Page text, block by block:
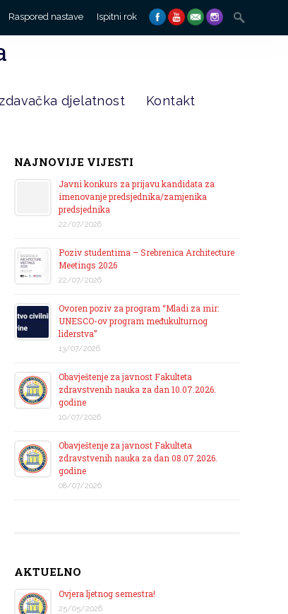
Raspored nastave Ispitni rok
Search
for:
djelatnost Kontakt
NAJNOVIJE VIJESTI
Javni konkurs za prijavu kandidata za
imenovanje predsjednika/zamjenika
predsjednika
22/07/2026
Poziv studentima – Srebrenica Architecture
Meetings 2026
22/07/2026
Ovoren poziv za program “Mladi za mir:
UNESCO-ov program međukulturnog
liderstva”
13/07/2026
Obavještenje za javnost Fakulteta
zdravstvenih nauka za dan 10.07.2026.
godine
10/07/2026
Obavještenje za javnost Fakulteta
zdravstvenih nauka za dan 08.07.2026.
godine
08/07/2026
AKTUELNO
Ovjera ljetnog semestra!
25/05/2026